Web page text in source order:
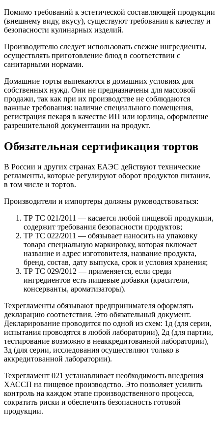
Помимо требований к эстетической составляющей продукции
(внешнему виду, вкусу), существуют требования к качеству и
безопасности кулинарных изделий.
Производителю следует использовать свежие ингредиенты,
осуществлять приготовление блюд в соответствии с
санитарными нормами.
Домашние торты выпекаются в домашних условиях для
собственных нужд. Они не предназначены для массовой
продажи, так как при их производстве не соблюдаются
важные требования: наличие специального помещения,
регистрация пекаря в качестве ИП или юрлица, оформление
разрешительной документации на продукт.
Обязательная сертификация тортов
В России и других странах ЕАЭС действуют технические
регламенты, которые регулируют оборот продуктов питания,
в том числе и тортов.
Производители и импортеры должны руководствоваться:
ТР ТС 021/2011 — касается любой пищевой продукции,
содержит требования безопасности продуктов;
ТР ТС 022/2011 — обязывает наносить на упаковку
товара специальную маркировку, которая включает
название и адрес изготовителя, название продукта,
бренд, состав, дату выпуска, срок и условия хранения;
ТР ТС 029/2012 — применяется, если среди
ингредиентов есть пищевые добавки (красители,
консерванты, ароматизаторы).
Техрегламенты обязывают предпринимателя оформлять
декларацию соответствия. Это обязательный документ.
Декларирование проводится по одной из схем: 1д (для серии,
испытания проводятся в любой лаборатории), 2д (для партии,
тестирование возможно в неаккредитованной лаборатории),
3д (для серии, исследования осуществляют только в
аккредитованной лаборатории).
Техрегламент 021 устанавливает необходимость внедрения
ХАССП на пищевое производство. Это позволяет усилить
контроль на каждом этапе производственного процесса,
сократить риски и обеспечить безопасность готовой
продукции.